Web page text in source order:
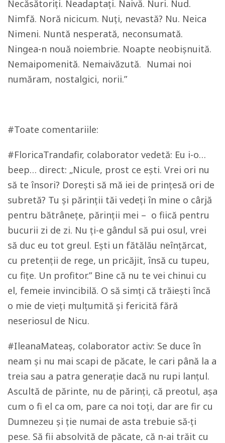
Necăsătoriți. Neadaptați. Naivă. Nuri. Nud.
Nimfă. Noră nicicum. Nuți, nevastă? Nu. Neica
Nimeni. Nuntă nesperată, neconsumată.
Ningea-n nouă noiembrie. Noapte neobișnuită.
Nemaipomenită. Nemaivăzută. Numai noi
număram, nostalgici, norii.”
#Toate comentariile:
#FloricaTrandafir, colaborator vedetă: Eu i-o…
beep… direct: „Nicule, prost ce ești. Vrei ori nu
să te însori? Dorești să mă iei de prințesă ori de
subretă? Tu și părinții tăi vedeți în mine o cârjă
pentru bătrânețe, părinții mei – o fiică pentru
bucurii zi de zi. Nu ți-e gândul să pui osul, vrei
să duc eu tot greul. Ești un fătălău neînțărcat,
cu pretenții de rege, un pricăjit, însă cu tupeu,
cu fițe. Un profitor.” Bine că nu te vei chinui cu
el, femeie invincibilă. O să simți că trăiești încă
o mie de vieți mulțumită și fericită fără
neseriosul de Nicu.
#IleanaMateaș, colaborator activ: Se duce în
neam și nu mai scapi de păcate, le cari până la a
treia sau a patra generație dacă nu rupi lanțul.
Ascultă de părinte, nu de părinți, că preotul, așa
cum o fi el ca om, pare ca noi toți, dar are fir cu
Dumnezeu și ție numai de asta trebuie să-ți
pese. Să fii absolvită de păcate, că n-ai trăit cu